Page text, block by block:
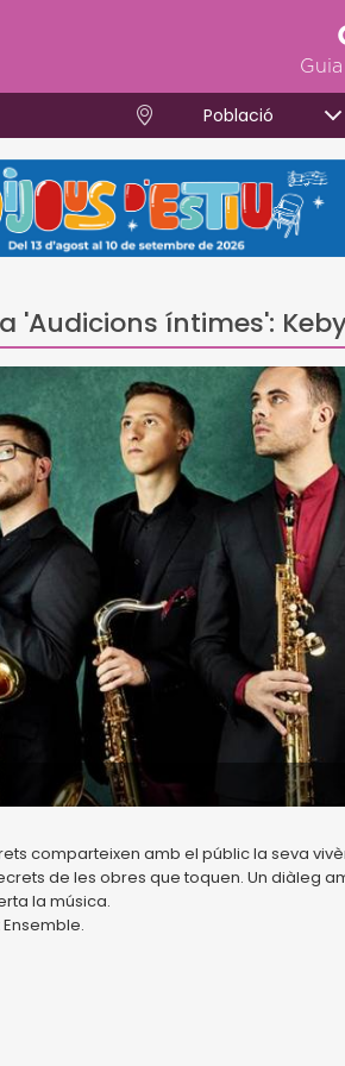
Població
'Audicions íntimes':
comparteixen amb el públic la seva
de les obres que toquen. Un diàleg
la música.